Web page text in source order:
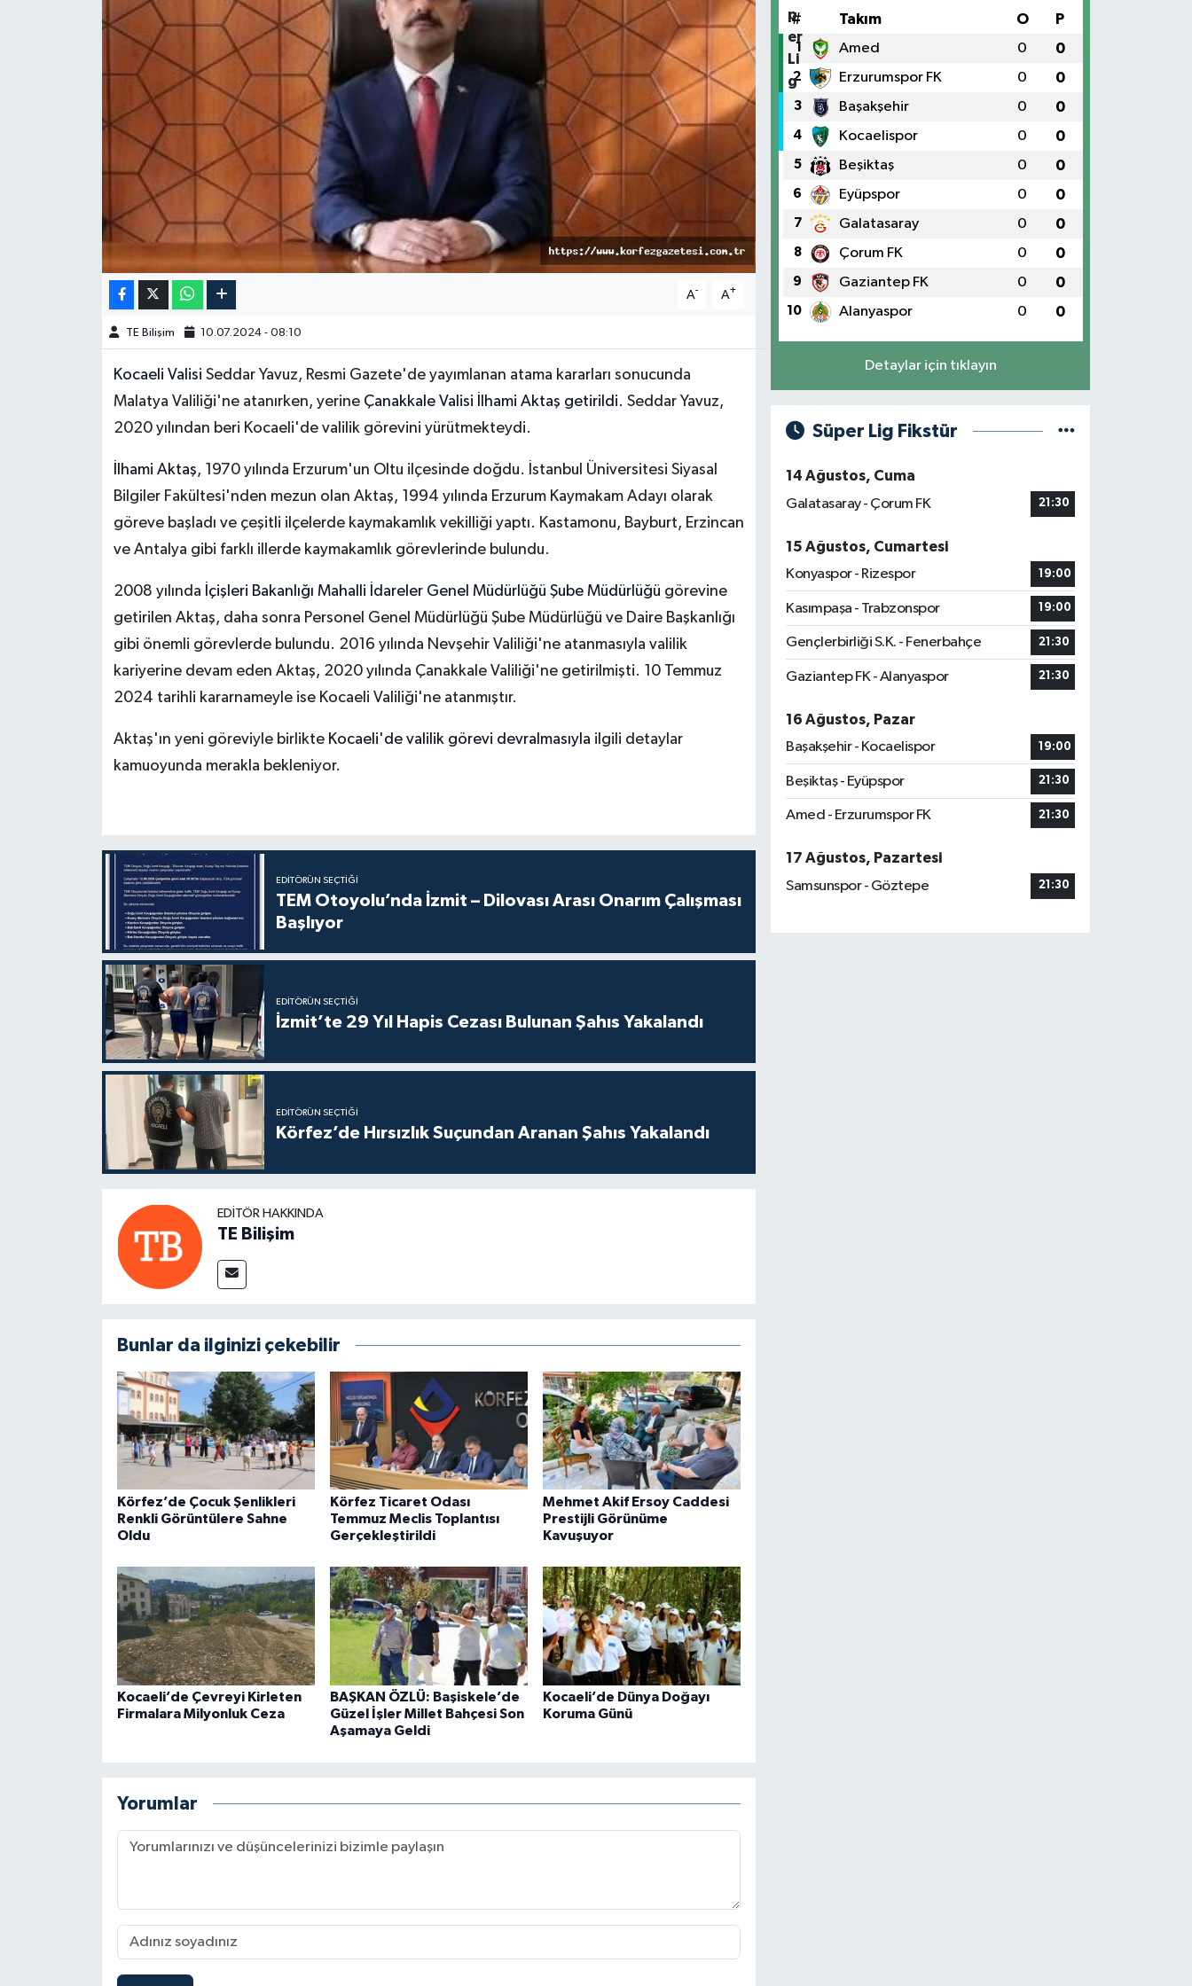
A- A+
TE Bilişim 10.07.2024 - 08:10
Kocaeli Valisi Seddar Yavuz, Resmi Gazete'de yayımlanan atama kararları sonucunda
Malatya Valiliği'ne atanırken, yerine Çanakkale Valisi İlhami Aktaş getirildi. Seddar Yavuz,
2020 yılından beri Kocaeli'de valilik görevini yürütmekteydi.
İlhami Aktaş, 1970 yılında Erzurum'un Oltu ilçesinde doğdu. İstanbul Üniversitesi Siyasal
Bilgiler Fakültesi'nden mezun olan Aktaş, 1994 yılında Erzurum Kaymakam Adayı olarak
göreve başladı ve çeşitli ilçelerde kaymakamlık vekilliği yaptı. Kastamonu, Bayburt, Erzincan
ve Antalya gibi farklı illerde kaymakamlık görevlerinde bulundu.
2008 yılında İçişleri Bakanlığı Mahalli İdareler Genel Müdürlüğü Şube Müdürlüğü görevine
getirilen Aktaş, daha sonra Personel Genel Müdürlüğü Şube Müdürlüğü ve Daire Başkanlığı
gibi önemli görevlerde bulundu. 2016 yılında Nevşehir Valiliği'ne atanmasıyla valilik
kariyerine devam eden Aktaş, 2020 yılında Çanakkale Valiliği'ne getirilmişti. 10 Temmuz
2024 tarihli kararnameyle ise Kocaeli Valiliği'ne atanmıştır.
Aktaş'ın yeni göreviyle birlikte Kocaeli'de valilik görevi devralmasıyla ilgili detaylar
kamuoyunda merakla bekleniyor.
EDITÖRÜN SEÇTIĞI
TEM Otoyolu’nda İzmit – Dilovası Arası Onarım Çalışması
Başlıyor
EDITÖRÜN SEÇTIĞI
İzmit’te 29 Yıl Hapis Cezası Bulunan Şahıs Yakalandı
EDITÖRÜN SEÇTIĞI
Körfez’de Hırsızlık Suçundan Aranan Şahıs Yakalandı
EDITÖR HAKKINDA
TE Bilişim
Bunlar da ilginizi çekebilir
Körfez’de Çocuk Şenlikleri
Renkli Görüntülere Sahne
Oldu
Körfez Ticaret Odası
Temmuz Meclis Toplantısı
Gerçekleştirildi
Mehmet Akif Ersoy Caddesi
Prestijli Görünüme
Kavuşuyor
Kocaeli’de Çevreyi Kirleten
Firmalara Milyonluk Ceza
BAŞKAN ÖZLÜ: Başiskele’de
Güzel İşler Millet Bahçesi Son
Aşamaya Geldi
Kocaeli’de Dünya Doğayı
Koruma Günü
Yorumlar
# Takım O P
1 Amed 0 0
2 Erzurumspor FK 0 0
3 Başakşehir 0 0
4 Kocaelispor 0 0
5 Beşiktaş 0 0
6 Eyüpspor 0 0
7 Galatasaray 0 0
8 Çorum FK 0 0
9 Gaziantep FK 0 0
10 Alanyaspor 0 0
Detaylar için tıklayın
Süper Lig Fikstür
14 Ağustos, Cuma
Galatasaray - Çorum FK
21:30
15 Ağustos, Cumartesi
Konyaspor - Rizespor
19:00
Kasımpaşa - Trabzonspor 19:00
Gençlerbirliği S.K. - Fenerbahçe 21:30
Gaziantep FK - Alanyaspor 21:30
16 Ağustos, Pazar
Başakşehir - Kocaelispor
19:00
Beşiktaş - Eyüpspor 21:30
Amed - Erzurumspor FK 21:30
17 Ağustos, Pazartesi
Samsunspor - Göztepe
21:30